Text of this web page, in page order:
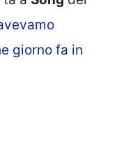
giorno fa in